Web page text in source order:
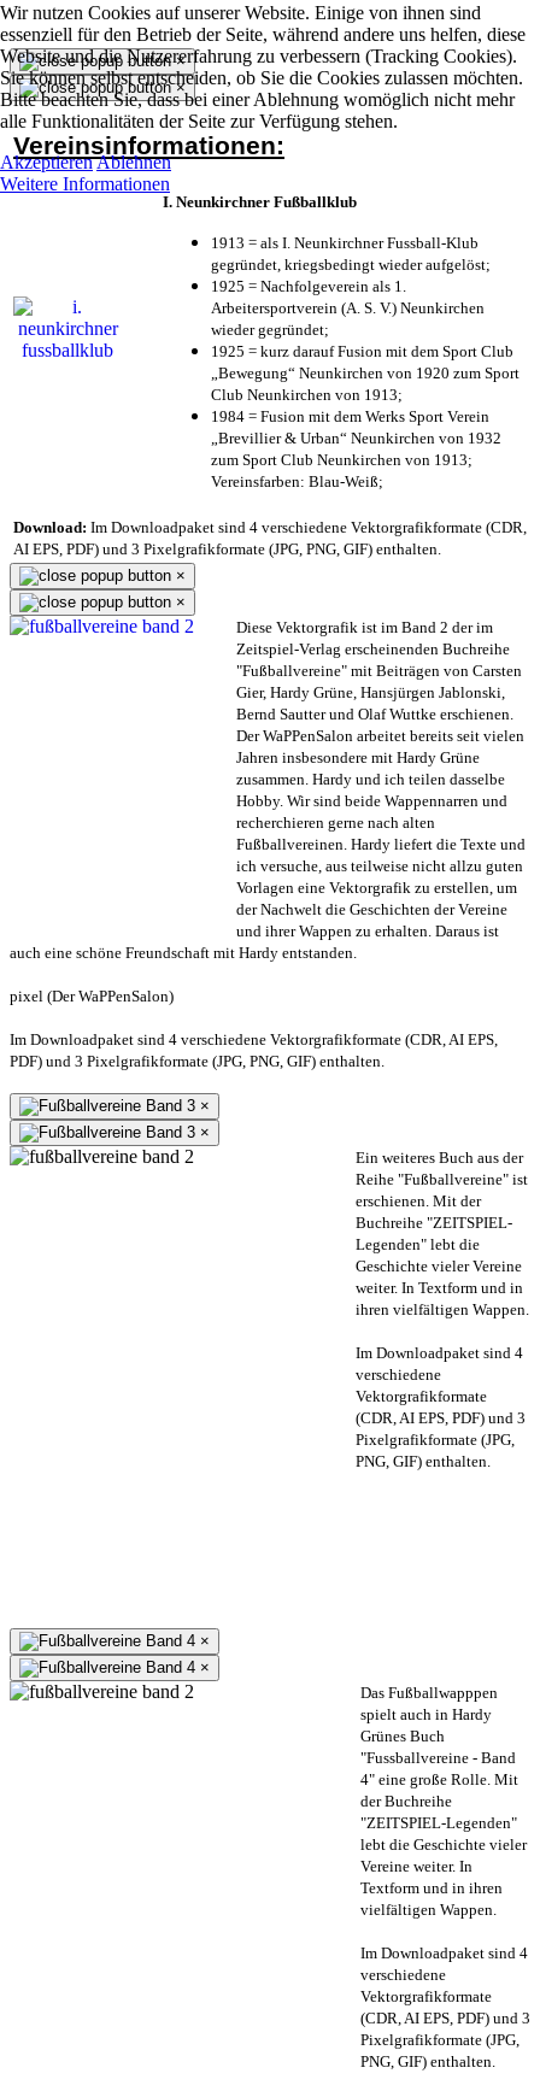
Wir nutzen Cookies auf unserer Website. Einige von ihnen sind
essenziell für den Betrieb der Seite, während andere uns helfen, diese
Website und die Nutzererfahrung zu verbessern (Tracking Cookies).
Sie können selbst entscheiden, ob Sie die Cookies zulassen möchten.
Bitte beachten Sie, dass bei einer Ablehnung womöglich nicht mehr
alle Funktionalitäten der Seite zur Verfügung stehen.
AkzeptierenAblehnen
Weitere Informationen
×
×
Vereinsinformationen:
I. Neunkirchner Fußballklub
1913 = als I. Neunkirchner Fussball-Klub
gegründet, kriegsbedingt wieder aufgelöst;
1925 = Nachfolgeverein als 1.
Arbeitersportverein (A. S. V.) Neunkirchen
wieder gegründet;
1925 = kurz darauf Fusion mit dem Sport Club
„Bewegung“ Neunkirchen von 1920 zum Sport
Club Neunkirchen von 1913;
1984 = Fusion mit dem Werks Sport Verein
„Brevillier & Urban“ Neunkirchen von 1932
zum Sport Club Neunkirchen von 1913;
Vereinsfarben: Blau-Weiß;
Download: Im Downloadpaket sind 4 verschiedene Vektorgrafikformate (CDR,
AI EPS, PDF) und 3 Pixelgrafikformate (JPG, PNG, GIF) enthalten.
×
×
Diese Vektorgrafik ist im Band 2 der im
Zeitspiel-Verlag erscheinenden Buchreihe
"Fußballvereine" mit Beiträgen von Carsten
Gier, Hardy Grüne, Hansjürgen Jablonski,
Bernd Sautter und Olaf Wuttke erschienen.
Der WaPPenSalon arbeitet bereits seit vielen
Jahren insbesondere mit Hardy Grüne
zusammen. Hardy und ich teilen dasselbe
Hobby. Wir sind beide Wappennarren und
recherchieren gerne nach alten
Fußballvereinen. Hardy liefert die Texte und
ich versuche, aus teilweise nicht allzu guten
Vorlagen eine Vektorgrafik zu erstellen, um
der Nachwelt die Geschichten der Vereine
und ihrer Wappen zu erhalten. Daraus ist
auch eine schöne Freundschaft mit Hardy entstanden.
pixel (Der WaPPenSalon)
Im Downloadpaket sind 4 verschiedene Vektorgrafikformate (CDR, AI EPS,
PDF) und 3 Pixelgrafikformate (JPG, PNG, GIF) enthalten.
×
×
Ein weiteres Buch aus der
Reihe "Fußballvereine" ist
erschienen. Mit der
Buchreihe "ZEITSPIEL-
Legenden" lebt die
Geschichte vieler Vereine
weiter. In Textform und in
ihren vielfältigen Wappen.
Im Downloadpaket sind 4
verschiedene
Vektorgrafikformate
(CDR, AI EPS, PDF) und 3
Pixelgrafikformate (JPG,
PNG, GIF) enthalten.
×
×
Das Fußballwapppen
spielt auch in Hardy
Grünes Buch
"Fussballvereine - Band
4" eine große Rolle. Mit
der Buchreihe
"ZEITSPIEL-Legenden"
lebt die Geschichte vieler
Vereine weiter. In
Textform und in ihren
vielfältigen Wappen.
Im Downloadpaket sind 4
verschiedene
Vektorgrafikformate
(CDR, AI EPS, PDF) und 3
Pixelgrafikformate (JPG,
PNG, GIF) enthalten.